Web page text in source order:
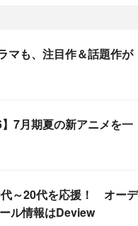
マも、注目作＆話題作が
】7月期夏の新アニメを一
～20代を応援！ オーデ
ル情報はDeview